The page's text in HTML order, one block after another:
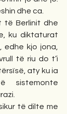
dhe ca.
të Berlinit dhe
ku diktaturat
kjo jona,
të riu do t’i
aty ku ia
sistemonte
të dilte me